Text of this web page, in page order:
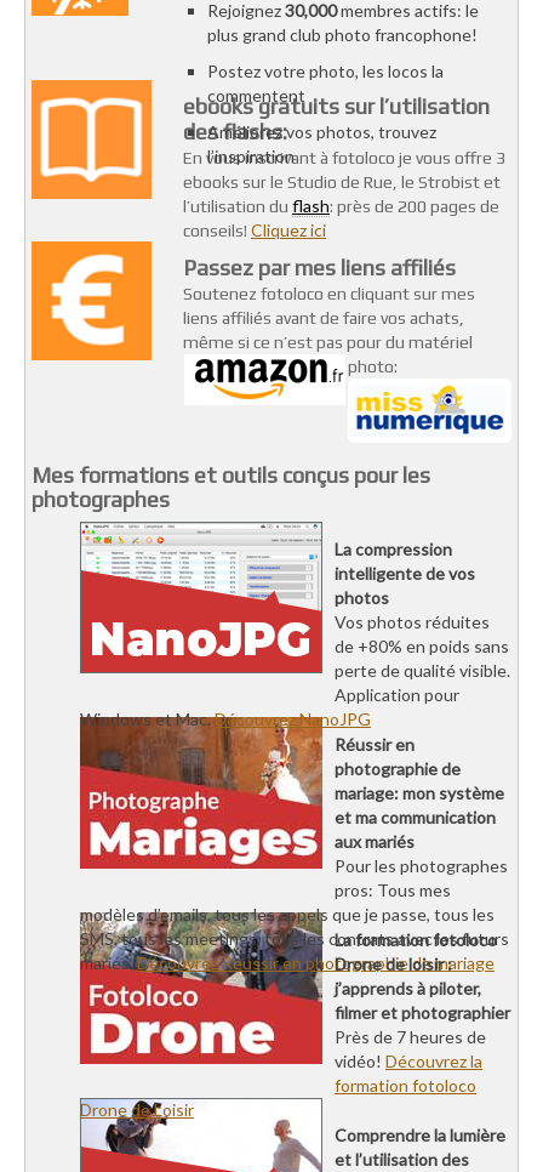
Rejoignez30,000membres actifs: le
plus grand club photo francophone!
Postez votre photo, les locos la
commentent
Améliorez vos photos, trouvez
l’inspiration
ebooks gratuits sur l’utilisation
des flashs:
En vous inscrivant à fotoloco je vous offre 3
ebooks sur le Studio de Rue, le Strobist et
l’utilisation du flash: près de 200 pages de
conseils! Cliquez ici
Passez par mes liens affiliés
Soutenez fotoloco en cliquant sur mes
liens affiliés avant de faire vos achats,
même si ce n’est pas pour du matériel
photo:
Mes formations et outils conçus pour les
photographes
La compression
intelligente de vos
photos
Vos photos réduites
de +80% en poids sans
perte de qualité visible.
Application pour
Windows et Mac.Découvrez NanoJPG
Réussir en
photographie de
mariage: mon système
et ma communication
aux mariés
Pour les photographes
pros: Tous mes
modèles d’emails, tous les appels que je passe, tous les
SMS, tous les meetings, tous les contrats avec les futurs
mariés.Découvrez Réussir en photographie de mariage
La formation fotoloco
Drone de loisir :
j’apprends à piloter,
filmer et photographier
Près de 7 heures de
vidéo! Découvrez la
formation fotoloco
Drone de Loisir
Comprendre la lumière
et l’utilisation des